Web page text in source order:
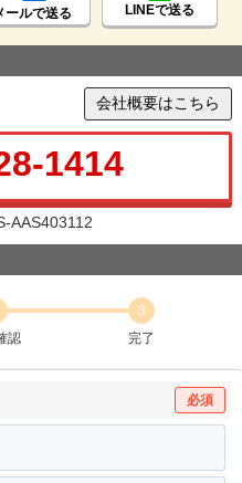
ールで送る LINEで送る
会社概要はこちら
1414
AAS403112
認
3
完了
必須